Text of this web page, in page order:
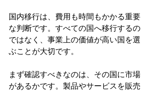
国内移行は、費用も時間もかかる重要
な判断です。すべての国へ移行するの
ではなく、事業上の価値が高い国を選
ぶことが大切です。
まず確認すべきなのは、その国に市場
があるかです。製品やサービスを販売